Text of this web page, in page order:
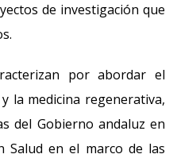
de investigación que
por abordar el
la medicina regenerativa,
del Gobierno andaluz en
Salud en el marco de las